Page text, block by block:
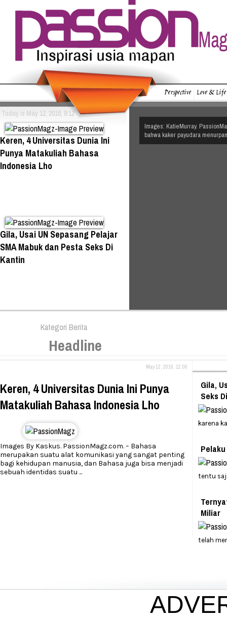
Perspective Love & Life
Today is May 12, 2016, 9:12
Keren, 4 Universitas Dunia Ini
Punya Matakuliah Bahasa
Indonesia Lho
Gila, Usai UN Sepasang Pelajar
SMA Mabuk dan Pesta Seks Di
Kantin
Images: KatieMurray.
bahwa kaker payudara
Kategori Berita
Headline
May 12, 2016, 12:00
Keren, 4 Universitas Dunia Ini Punya
Matakuliah Bahasa Indonesia Lho
Images By Kaskus. PassionMagz.com. – Bahasa
merupakan suatu alat komunikasi yang sangat penting
bagi kehidupan manusia, dan Bahasa juga bisa menjadi
sebuah identidas suatu ...
Gila,
Seks
karena
tentu
Miliar
telah